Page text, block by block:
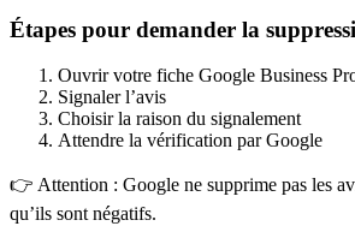
Étapes pour demander la
Ouvrir votre fiche Google Business
Signaler l’avis
Choisir la raison du signalement
Attendre la vérification par Google
👉 Attention : Google ne supprime pas les
qu’ils sont négatifs.